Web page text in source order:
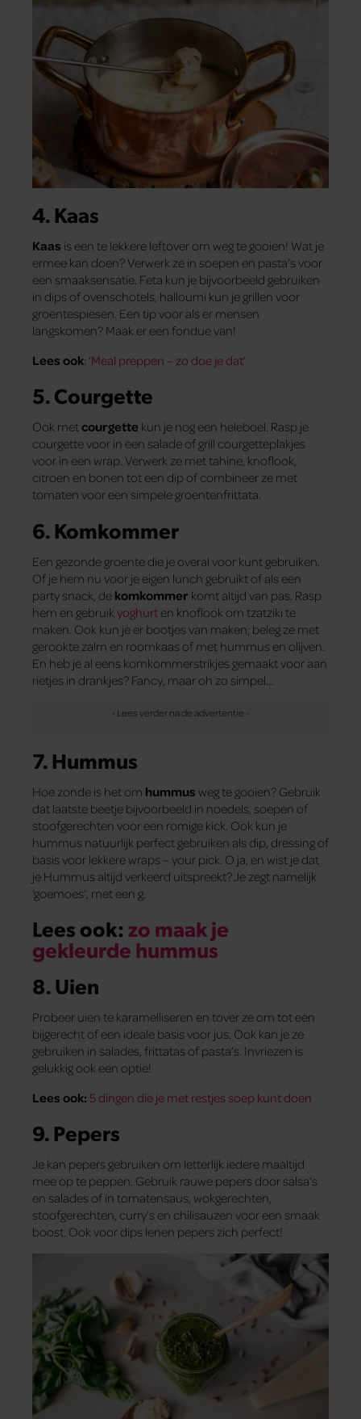
4. Kaas
Kaas is een te lekkere leftover om weg te gooien! Wat je
ermee kan doen? Verwerk ze in soepen en pasta’s voor
een smaaksensatie. Feta kun je bijvoorbeeld gebruiken
in dips of ovenschotels, halloumi kun je grillen voor
groentespiesen. Een tip voor als er mensen
langskomen? Maak er een fondue van!
Lees ook: ‘Meal preppen – zo doe je dat’
5. Courgette
Ook metcourgette kun je nog een heleboel. Rasp je
courgette voor in een salade of grill courgetteplakjes
voor in een wrap. Verwerk ze met tahine, knoflook,
citroen en bonen tot een dip of combineer ze met
tomaten voor een simpele groentenfrittata.
6. Komkommer
Een gezonde groente die je overal voor kunt gebruiken.
Of je hem nu voor je eigen lunch gebruikt of als een
party snack, de komkommer komt altijd van pas. Rasp
hem en gebruik yoghurt en knoflook om tzatziki te
maken. Ook kun je er bootjes van maken; beleg ze met
gerookte zalm en roomkaas of met hummus en olijven.
En heb je al eens komkommerstrikjes gemaakt voor aan
rietjes in drankjes? Fancy, maar oh zo simpel…
7. Hummus
Hoe zonde is het om hummus weg te gooien? Gebruik
dat laatste beetje bijvoorbeeld in noedels, soepen of
stoofgerechten voor een romige kick. Ook kun je
hummus natuurlijk perfect gebruiken als dip, dressing of
basis voor lekkere wraps – your pick. O ja, en wist je dat
je Hummus altijd verkeerd uitspreekt? Je zegt namelijk
‘goemoes’, met een g.
Lees ook:zo maak je
gekleurde hummus
8. Uien
Probeer uien te karamelliseren en tover ze om tot een
bijgerecht of een ideale basis voor jus. Ook kan je ze
gebruiken in salades, frittatas of pasta’s. Invriezen is
gelukkig ook een optie!
Lees ook: 5 dingen die je met restjes soep kunt doen
9. Pepers
Je kan pepers gebruiken om letterlijk iedere maaltijd
mee op te peppen. Gebruik rauwe pepers door salsa’s
en salades of in tomatensaus, wokgerechten,
stoofgerechten, curry’s en chilisauzen voor een smaak
boost. Ook voor dips lenen pepers zich perfect!